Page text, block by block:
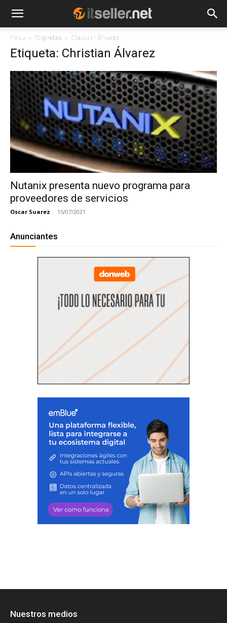
NOTICIAS TENDENCIAS
Inicio Etiquetas Christian Álvarez
Etiqueta: Christian Álvarez
Nutanix presenta nuevo programa para
proveedores de servicios
Oscar Suarez - 15/07/2021
Anunciantes
Nuestros medios